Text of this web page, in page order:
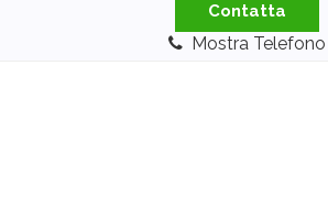
Contatta
Mostra Telefono